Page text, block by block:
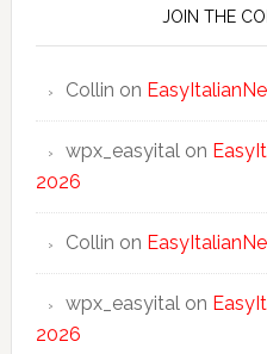
JOIN THE
Collin on
wpx_easyitalon
2026
Collin on
wpx_easyitalon
2026